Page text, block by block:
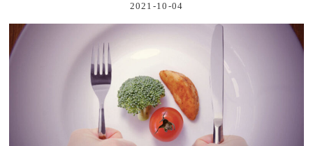
2021-10-04